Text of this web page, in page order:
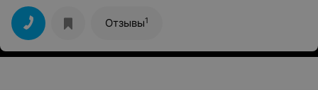
Отзывы1